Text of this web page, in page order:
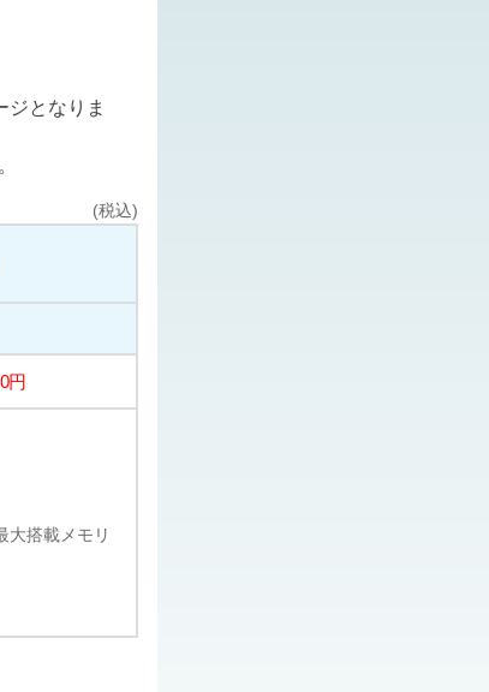
ジとなりま
(税込)
円
大搭載メモリ